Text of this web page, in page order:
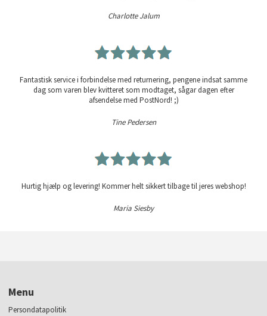
Charlotte Jalum
Fantastisk service i forbindelse med returnering, pengene indsat samme
dag som varen blev kvitteret som modtaget, sågar dagen efter
afsendelse med PostNord! ;)
Tine Pedersen
Hurtig hjælp og levering! Kommer helt sikkert tilbage til jeres webshop!
Maria Siesby
Menu
Persondatapolitik